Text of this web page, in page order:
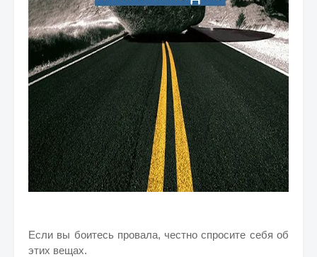
Если вы боитесь провала, честно спросите себя об
этих вещах.